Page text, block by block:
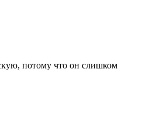
потому что он слишком